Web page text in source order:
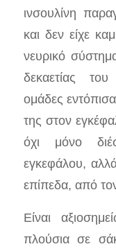
ινσουλίνη
και δεν είχε
νευρικό
δεκαετίας
ομάδες
της στον
όχι μόνο
εγκεφάλου,
επίπεδα, από
Είναι
πλούσια σε